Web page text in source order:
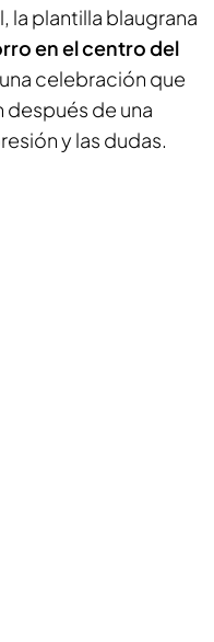
la plantilla blaugrana
en el centro del
celebración que
de una
y las dudas.